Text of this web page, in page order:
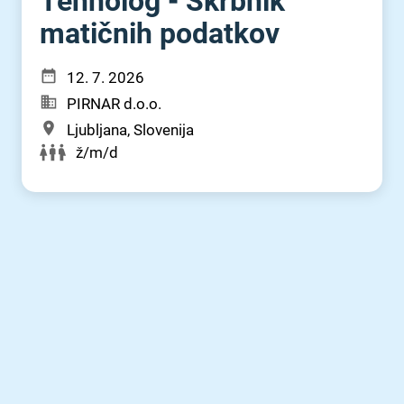
matičnih podatkov
12. 7. 2026
PIRNAR d.o.o.
Ljubljana, Slovenija
ž/m/d